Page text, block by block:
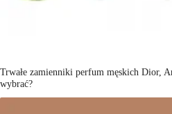
Trwałe zamienniki perfum męskich Dior,
wybrać?